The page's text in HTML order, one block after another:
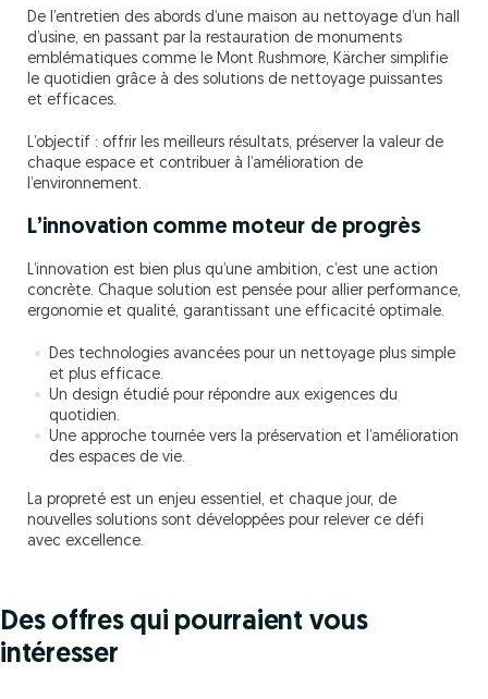
De l’entretien des abords d’une maison au nettoyage d’un hall
d’usine, en passant par la restauration de monuments
emblématiques comme le Mont Rushmore, Kärcher simplifie
le quotidien grâce à des solutions de nettoyage puissantes
et efficaces.
L’objectif : offrir les meilleurs résultats, préserver la valeur de
chaque espace et contribuer à l’amélioration de
l’environnement.
L’innovation comme moteur de progrès
L’innovation est bien plus qu’une ambition, c’est une action
concrète. Chaque solution est pensée pour allier performance,
ergonomie et qualité, garantissant une efficacité optimale.
Des technologies avancées pour un nettoyage plus simple
et plus efficace.
Un design étudié pour répondre aux exigences du
quotidien.
Une approche tournée vers la préservation et l’amélioration
des espaces de vie.
La propreté est un enjeu essentiel, et chaque jour, de
nouvelles solutions sont développées pour relever ce défi
avec excellence.
Des offres qui pourraient vous
intéresser